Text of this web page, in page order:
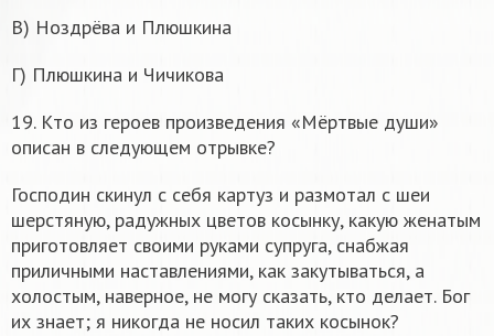
В) Ноздрёва и Плюшкина
Г) Плюшкина и Чичикова
19. Кто из героев произведения «Мёртвые души»
описан в следующем отрывке?
Господин скинул с себя картуз и размотал с шеи
шерстяную, радужных цветов косынку, какую женатым
приготовляет своими руками супруга, снабжая
приличными наставлениями, как закутываться, а
холостым, наверное, не могу сказать, кто делает. Бог
их знает; я никогда не носил таких косынок?